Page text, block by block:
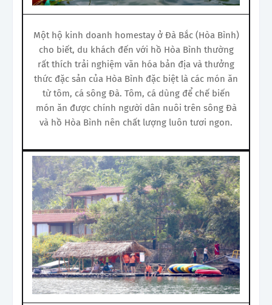
Một hộ kinh doanh homestay ở Đà Bắc (Hòa Bình)
cho biết, du khách đến với hồ Hòa Bình thường
rất thích trải nghiệm văn hóa bản địa và thưởng
thức đặc sản của Hòa Bình đặc biệt là các món ăn
từ tôm, cá sông Đà. Tôm, cá dùng để chế biến
món ăn được chính người dân nuôi trên sông Đà
và hồ Hòa Bình nên chất lượng luôn tươi ngon.